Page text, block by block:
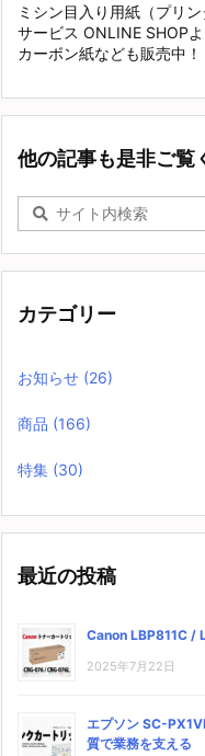
ミシン目入り用紙（プリ
サービス ONLINE SHOP
カーボン紙なども販売中！
他の記事も是非ご覧
カテゴリー
お知らせ (26)
商品 (166)
特集 (30)
最近の投稿
Canon LBP811C /
2025年7月22日
エプソン SC-
質で業務を支える